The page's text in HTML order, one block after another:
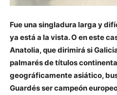
Fue una singladura larga y
ya está a la vista. O en este
Anatolia, que dirimirá si
palmarés de títulos
geográficamente asiático,
Guardés ser campeón